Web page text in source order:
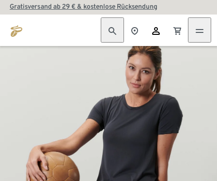
Gratisversand ab 29 € & kostenlose Rücksendung